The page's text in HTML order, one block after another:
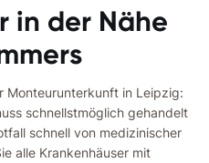
in der Nähe
Monteurunterkunft in Leipzig:
schnellstmöglich gehandelt
schnell von medizinischer
alle Krankenhäuser mit